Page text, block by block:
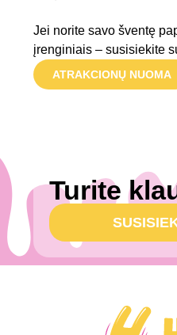
Jei norite savo šventę
įrenginiais – susisiekite
ATRAKCIONŲ NUOMA
Turite